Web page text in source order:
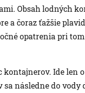
Obsah lodných
a čoraz ťažšie
opatrenia pri
Ide len
následne do vody